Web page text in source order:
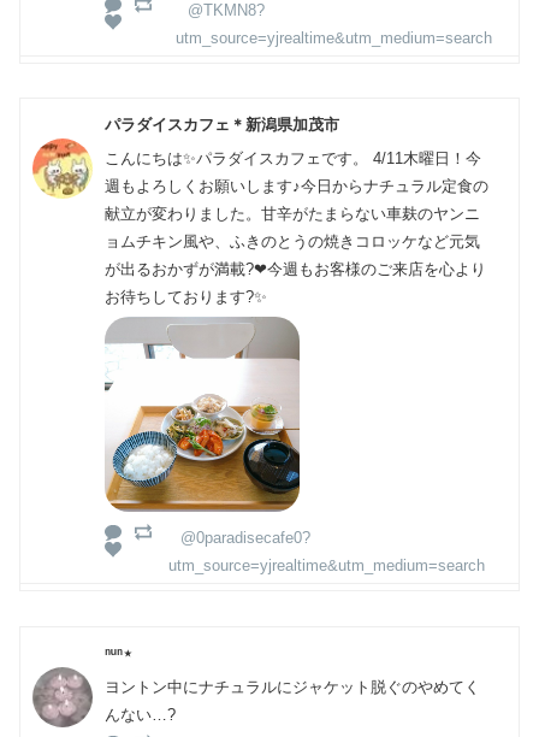
@TKMN8?
utm_source=yjrealtime&utm_medium=search
パラダイスカフェ＊新潟県加茂市
こんにちは✨パラダイスカフェです。 4/11木曜日！今
週もよろしくお願いします♪今日からナチュラル定食の
献立が変わりました。甘辛がたまらない車麸のヤンニ
ョムチキン風や、ふきのとうの焼きコロッケなど元気
が出るおかずが満載?❤今週もお客様のご来店を心より
お待ちしております?✨
@0paradisecafe0?
utm_source=yjrealtime&utm_medium=search
ⁿᵘⁿ⋆
ヨントン中にナチュラルにジャケット脱ぐのやめてく
んない…?